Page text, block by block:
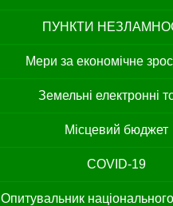
ПУНКТИ
Мери за економічне
Земельні електронні
Місцевий бюджет
COVID-19
Опитувальник